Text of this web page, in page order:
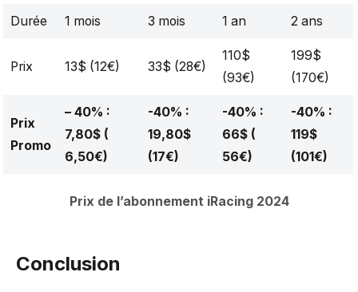
Durée 1 mois 3 mois 1 an 2 ans
Prix 13$ (12€) 33$ (28€)
110$
(93€)
199$
(170€)
Prix
Promo
– 40% :
7,80$ (
6,50€)
-40% :
19,80$
(17€)
-40% :
66$ (
56€)
-40% :
119$
(101€)
Prix de l’abonnement iRacing 2024
Conclusion